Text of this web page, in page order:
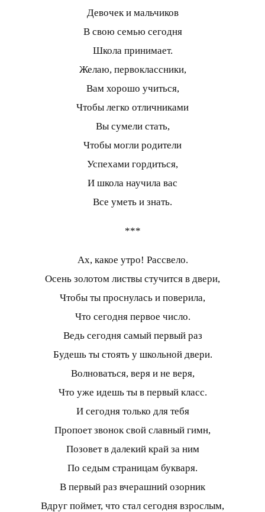
Девочек и мальчиков
В свою семью сегодня
Школа принимает.
Желаю, первоклассники,
Вам хорошо учиться,
Чтобы легко отличниками
Вы сумели стать,
Чтобы могли родители
Успехами гордиться,
И школа научила вас
Все уметь и знать.
***
Ах, какое утро! Рассвело.
Осень золотом листвы стучится в двери,
Чтобы ты проснулась и поверила,
Что сегодня первое число.
Ведь сегодня самый первый раз
Будешь ты стоять у школьной двери.
Волноваться, веря и не веря,
Что уже идешь ты в первый класс.
И сегодня только для тебя
Пропоет звонок свой славный гимн,
Позовет в далекий край за ним
По седым страницам букваря.
В первый раз вчерашний озорник
Вдруг поймет, что стал сегодня взрослым,